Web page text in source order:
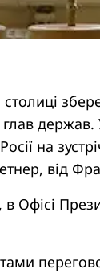
держав.
на
від
Офісі